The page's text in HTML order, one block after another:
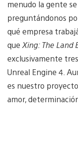
menudo la gente
preguntándonos
qué empresa
que Xing: The Land
exclusivamente
Unreal Engine 4.
es nuestro
amor,